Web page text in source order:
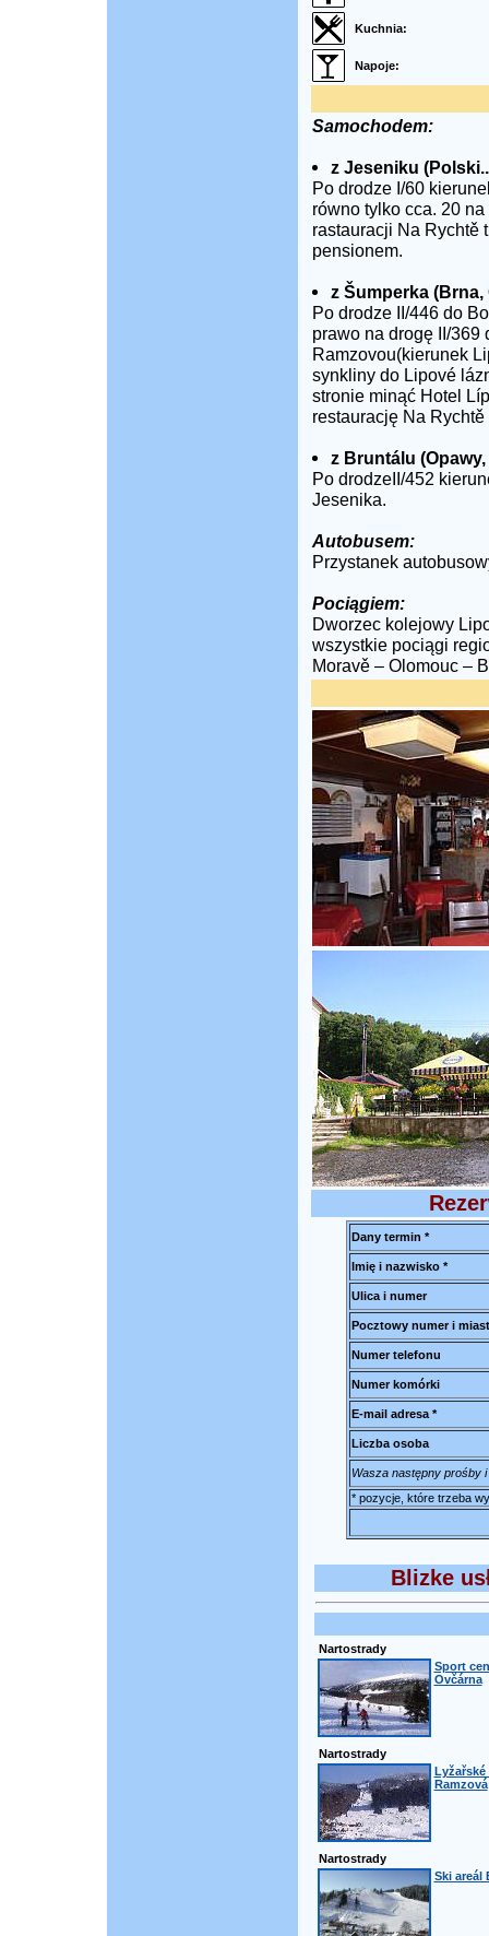
Kuchnia:
Napoje:
Samochodem:
z Jeseniku
Po drodze I/60
równo tylko cca. 20
rastauracji Na Rychtě
pensionem.
z Šumperka (Brna,
Po drodze II/446 do
prawo na drogę II/369
Ramzovou(kierunek
synkliny do Lipové
stronie minąć Hotel
restaurację Na
z Bruntálu
Po drodzeII/452
Jesenika.
Autobusem:
Przystanek
Pociągiem:
Dworzec kolejowy
wszystkie pociągi
Moravě – Olomouc –
Dany termin *
Imię i nazwisko *
Ulica i numer
Pocztowy numer i
Numer telefonu
Numer komórki
E-mail adresa *
Liczba osoba
Wasza następny prośby i
* pozycje, które trzeba
Blizke
Nartostrady
Sport
Ovčárna
Nartostrady
Lyžařské
Ramzová
Nartostrady
Ski areál